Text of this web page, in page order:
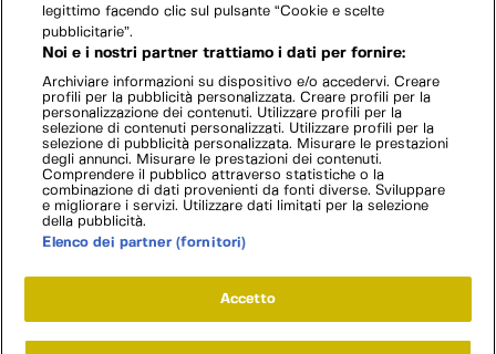
legittimo facendo clic sul pulsante “Cookie e scelte
pubblicitarie”.
Noi e i nostri partner trattiamo i dati per fornire:
Archiviare informazioni su dispositivo e/o accedervi. Creare
profili per la pubblicità personalizzata. Creare profili per la
personalizzazione dei contenuti. Utilizzare profili per la
selezione di contenuti personalizzati. Utilizzare profili per la
selezione di pubblicità personalizzata. Misurare le prestazioni
degli annunci. Misurare le prestazioni dei contenuti.
Comprendere il pubblico attraverso statistiche o la
combinazione di dati provenienti da fonti diverse. Sviluppare
e migliorare i servizi. Utilizzare dati limitati per la selezione
della pubblicità.
Elenco dei partner (fornitori)
Accetto